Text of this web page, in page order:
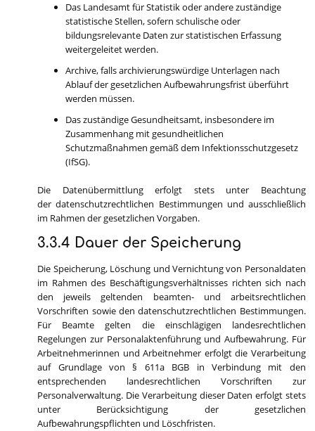
Das Landesamt für Statistik oder andere zuständige
statistische Stellen, sofern schulische oder
bildungsrelevante Daten zur statistischen Erfassung
weitergeleitet werden.
Archive, falls archivierungswürdige Unterlagen nach
Ablauf der gesetzlichen Aufbewahrungsfrist überführt
werden müssen.
Das zuständige Gesundheitsamt, insbesondere im
Zusammenhang mit gesundheitlichen
Schutzmaßnahmen gemäß dem Infektionsschutzgesetz
(IfSG).
Die Datenübermittlung erfolgt stets unter Beachtung
der datenschutzrechtlichen Bestimmungen und ausschließlich
im Rahmen der gesetzlichen Vorgaben.
3.3.4 Dauer der Speicherung
Die Speicherung, Löschung und Vernichtung von Personaldaten
im Rahmen des Beschäftigungsverhältnisses richten sich nach
den jeweils geltenden beamten- und arbeitsrechtlichen
Vorschriften sowie den datenschutzrechtlichen Bestimmungen.
Für Beamte gelten die einschlägigen landesrechtlichen
Regelungen zur Personalaktenführung und Aufbewahrung. Für
Arbeitnehmerinnen und Arbeitnehmer erfolgt die Verarbeitung
auf Grundlage von § 611a BGB in Verbindung mit den
entsprechenden landesrechtlichen Vorschriften zur
Personalverwaltung. Die Verarbeitung dieser Daten erfolgt stets
unter Berücksichtigung der gesetzlichen
Aufbewahrungspflichten und Löschfristen.